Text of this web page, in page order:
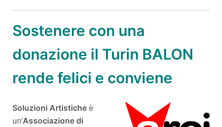
Sostenere con una
donazione il Turin BALON
rende felici e conviene
Soluzioni Artistiche è
un’Associazione di